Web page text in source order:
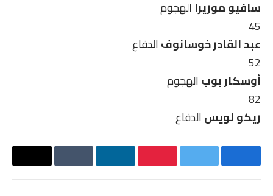
سافيو موريرا الهجوم
45
عبد القادر خوسانوفالدفاع
52
أوسكار بوبالهجوم
82
ريكو لويسالدفاع
فيسبوك تويتر بينتيريستلينكدإن Tumblr البريد